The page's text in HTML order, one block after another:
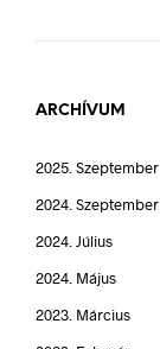
ARCHÍVUM
2025. Szeptember
2024. Szeptember
2024. Július
2024. Május
2023. Március